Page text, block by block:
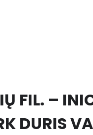
FIL. –
DURIS